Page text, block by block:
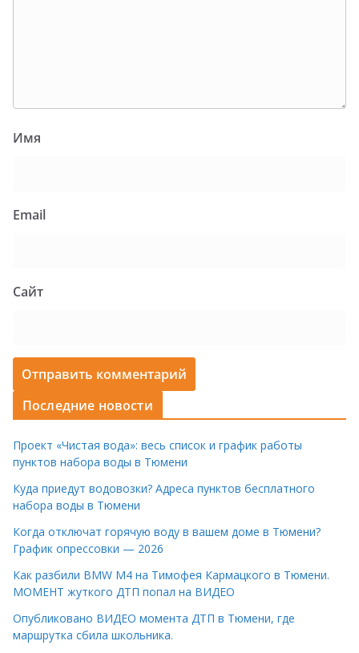
Имя
Email
Сайт
Последние новости
Проект «Чистая вода»: весь список и график работы
пунктов набора воды в Тюмени
Куда приедут водовозки? Адреса пунктов бесплатного
набора воды в Тюмени
Когда отключат горячую воду в вашем доме в Тюмени?
График опрессовки — 2026
Как разбили BMW M4 на Тимофея Кармацкого в Тюмени.
МОМЕНТ жуткого ДТП попал на ВИДЕО
Опубликовано ВИДЕО момента ДТП в Тюмени, где
маршрутка сбила школьника.